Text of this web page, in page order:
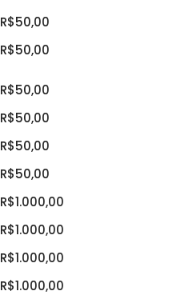
R$50,00
R$50,00
R$50,00
R$50,00
R$50,00
R$50,00
R$1.000,00
R$1.000,00
R$1.000,00
R$1.000,00